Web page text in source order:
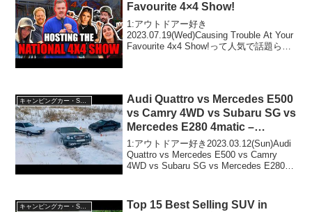
Favourite 4×4 Show!
1:アウトドアー好き
2023.07.19(Wed)Causing Trouble At Your
Favourite 4x4 Show!って人気で話題らし
Audi Quattro vs Mercedes E500
vs Camry 4WD vs Subaru SG vs
Mercedes E280 4matic –
VERSUS OFFROAD!
1:アウトドアー好き2023.03.12(Sun)Audi
Quattro vs Mercedes E500 vs Camry
4WD vs Subaru SG vs Mercedes E280
キャンピングカー・SUV人気車種
Top 15 Best Selling SUV in